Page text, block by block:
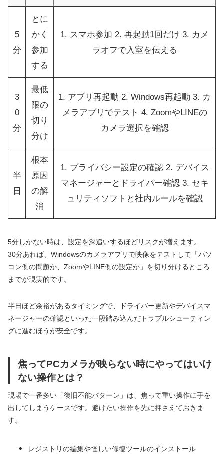
5
分
とに
かく
参加
する
1. スマホ参加 2. 再起動1回だけ 3. カメ
ラオフで入室を伝える
3
0
分
最低
限の
切り
分け
1. アプリ再起動 2. Windows再起動 3. カ
メラアプリでテスト 4. ZoomやLINEの
カメラ選択を確認
半
日
根本
原因
の解
消
1. プライバシー設定の確認 2. デバイス
マネージャーとドライバー確認 3. セキ
ュリティソフトと社内ルールを確認
5分しかない時は、設定を深追いするほどリスクが増えます。
30分あれば、Windowsのカメラアプリで映像をテストして「パソ
コン側の問題か、ZoomやLINE側の設定か」を切り分けるところ
までが現実的です。
半日ほど余裕があるタイミングで、ドライバー更新やデバイスマ
ネージャーの確認といった一段踏み込んだトラブルシューティン
グに進むほうが安全です。
焦ってPCカメラが映らない時にやってはいけ
ない操作とは？
現場で一番多い「復旧不能パターン」は、焦って重い操作に手を
出してしまうケースです。避けたい操作を先に押さえておきま
す。
レジストリの編集や怪しい修復ツールのインストール